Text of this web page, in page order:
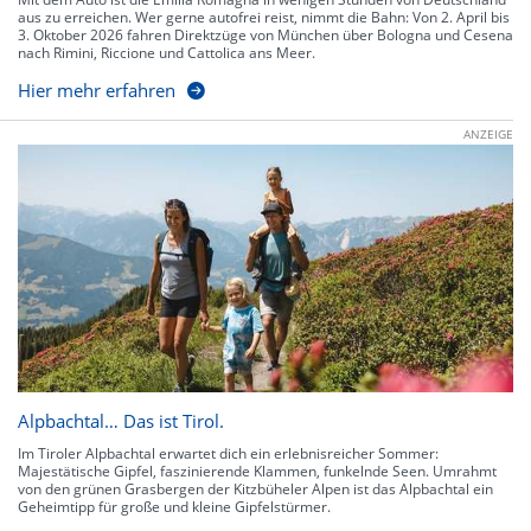
aus zu erreichen. Wer gerne autofrei reist, nimmt die Bahn: Von 2. April bis
3. Oktober 2026 fahren Direktzüge von München über Bologna und Cesena
nach Rimini, Riccione und Cattolica ans Meer.
Hier mehr erfahren
ANZEIGE
Alpbachtal… Das ist Tirol.
Im Tiroler Alpbachtal erwartet dich ein erlebnisreicher Sommer:
Majestätische Gipfel, faszinierende Klammen, funkelnde Seen. Umrahmt
von den grünen Grasbergen der Kitzbüheler Alpen ist das Alpbachtal ein
Geheimtipp für große und kleine Gipfelstürmer.